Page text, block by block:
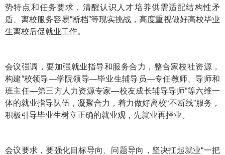
势特点和任务要求，清醒认识人才培养供需适配结构性矛
盾、离校服务容易“断档”等现实挑战，高度重视做好高校毕业
生离校后促就业工作。
会议强调，要加强就业指导和服务合力，整合家校社资源，
构建“校领导—学院领导—毕业生辅导员—专任教师、导师和
班主任—第三方人力资源专家—校友成长辅导导师”等六维一
体的就业指导队伍，凝聚合力，着力做好离校“不断线”服务，
积极引导毕业生树立正确的就业观，先就业再择业。
会议要求，要强化目标导向、问题导向，坚决扛起就业“一把